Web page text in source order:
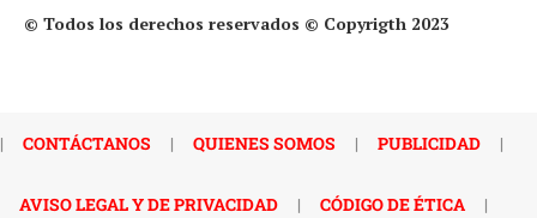
© Todos los derechos reservados © Copyrigth 2023
| CONTÁCTANOS | QUIENES SOMOS | PUBLICIDAD |
AVISO LEGAL Y DE PRIVACIDAD | CÓDIGO DE ÉTICA |